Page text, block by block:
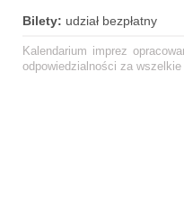
Bilety: udział bezpłatny
Kalendarium imprez
odpowiedzialności za